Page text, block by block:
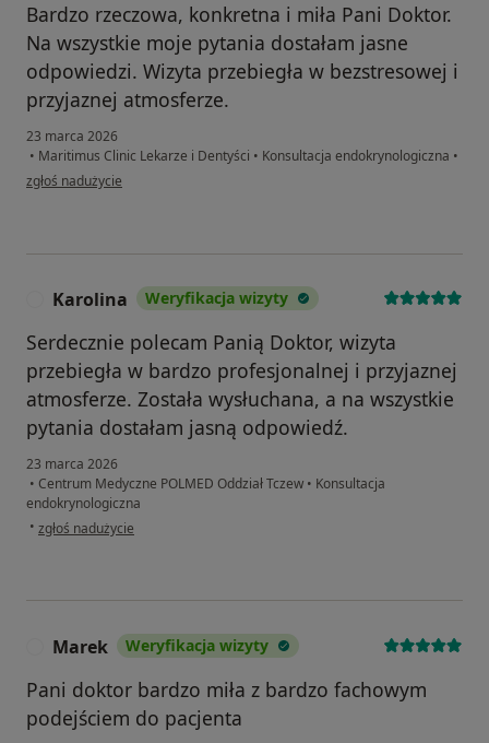
Bardzo rzeczowa, konkretna i miła Pani Doktor.
Na wszystkie moje pytania dostałam jasne
odpowiedzi. Wizyta przebiegła w bezstresowej i
przyjaznej atmosferze.
23 marca 2026
• Maritimus Clinic Lekarze i Dentyści • Konsultacja endokrynologiczna •
w opinii użytkownika Agnieszka
zgłoś nadużycie
Karolina Weryfikacja wizyty
Serdecznie polecam Panią Doktor, wizyta
przebiegła w bardzo profesjonalnej i przyjaznej
atmosferze. Została wysłuchana, a na wszystkie
pytania dostałam jasną odpowiedź.
23 marca 2026
• Centrum Medyczne POLMED Oddział Tczew • Konsultacja
endokrynologiczna
• w opinii użytkownika Karolina
zgłoś nadużycie
Marek Weryfikacja wizyty
Pani doktor bardzo miła z bardzo fachowym
podejściem do pacjenta